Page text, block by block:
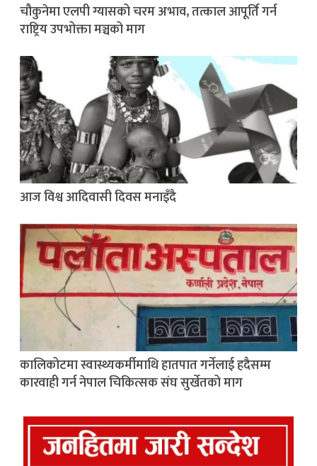
चौकुनेमा एलपी ग्यासको चरम अभाव, तत्काल आपूर्ति गर्न
राष्ट्रिय उपभोक्ता मञ्चको माग
आज विश्व आदिवासी दिवस मनाइँदै
कालिकोटमा स्वास्थ्यकर्मीमाथि हातपात गर्नेलाई हदैसम्म
कारवाही गर्न नेपाल चिकित्सक संघ सुर्खेतको माग